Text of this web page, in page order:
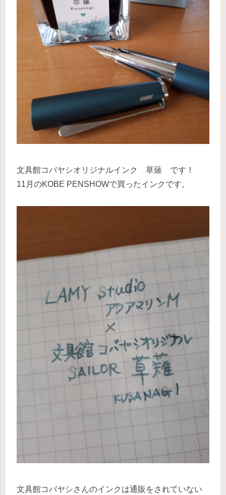
文具館コバヤシオリジナルインク 草薙 です！
11月のKOBE PENSHOWで買ったインクです。
文具館コバヤシさんのインクは通販をされていない